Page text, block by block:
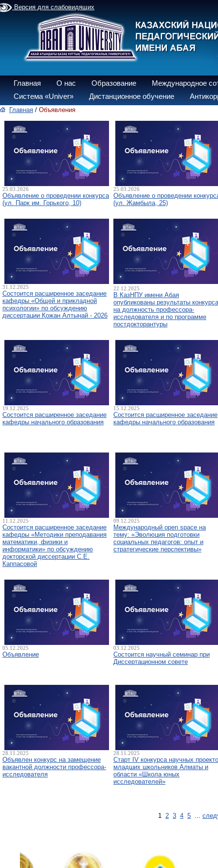
Версия для слабовидящих
Главная О нас Образование
Международное
Система «Univer»
Дистанционное обучение
Главная / Объявления
25.03.2026
Объявление о проведении конкурса
(ул. Парк им. Горького, 10)
25.03.2026
Объявление о проведении
(ул. Жамбыла, 25)
31.12.2025
Состоится расширенное заседание
кафедры «Общей и прикладной
психологии» по обсуждению
диссертации Қожан Алтынай - 2026
22.12.2025
В КазНПУ имени Абая
опубликованы результаты конкурса
на должность профессора-
исследователя и по программе
постдокторантуры
19.12.2025
Состоится расширенное заседание
кафедры начального образования
15.12.2025
Состоится расширенное заседание
кафедры начального образования
11.12.2025
Состоится расширенное заседание
кафедры «Методики преподавания
математики, физики и
информатики» по обсуждению
докторской диссертации С.Е.
Каппасовой
09.12.2025
Международный open space на
тему: «Эволюция подготовки
социальных педагогов: опыт и
стратегические перспективы»
05.12.2025
Объявление
03.12.2025
Состоится научный семинар при
Диссертационном совете
28.11.2025
Объявлен конкурс на замещение
вакантной должности профессора-
исследователя
28.11.2025
Старт IV конкурса научных
младших школьников Алматы и
области «Школа юных
исследователей»
1 2 3 4 5 ...